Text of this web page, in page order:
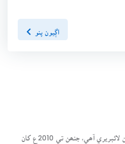
اڳيون پنو
سنڌسلامت ڪتاب گهر ھڪ آن لائين لائبريري آھي، جنھن تي 2010ع کان